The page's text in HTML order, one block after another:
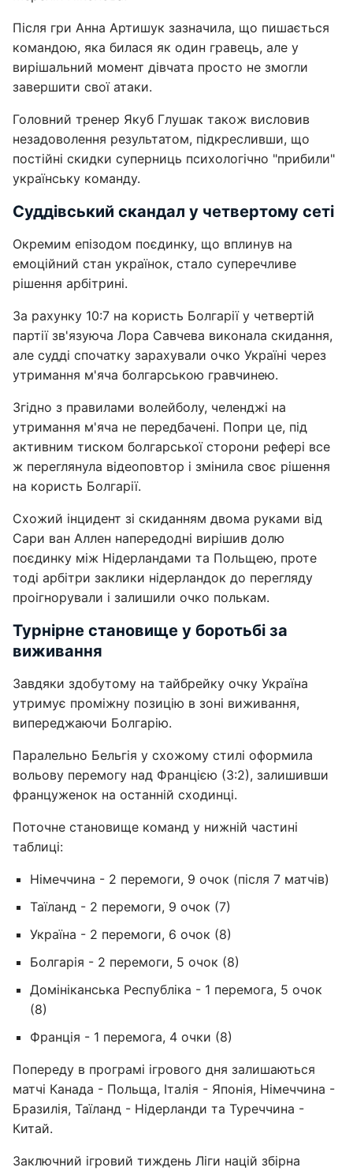
Після гри Анна Артишук зазначила, що пишається
командою, яка билася як один гравець, але у
вирішальний момент дівчата просто не змогли
завершити свої атаки.
Головний тренер Якуб Глушак також висловив
незадоволення результатом, підкресливши, що
постійні скидки суперниць психологічно "прибили"
українську команду.
Суддівський скандал у четвертому сеті
Окремим епізодом поєдинку, що вплинув на
емоційний стан українок, стало суперечливе
рішення арбітрині.
За рахунку 10:7 на користь Болгарії у четвертій
партії зв'язуюча Лора Савчева виконала скидання,
але судді спочатку зарахували очко Україні через
утримання м'яча болгарською гравчинею.
Згідно з правилами волейболу, челенджі на
утримання м'яча не передбачені. Попри це, під
активним тиском болгарської сторони рефері все
ж переглянула відеоповтор і змінила своє рішення
на користь Болгарії.
Схожий інцидент зі скиданням двома руками від
Сари ван Аллен напередодні вирішив долю
поєдинку між Нідерландами та Польщею, проте
тоді арбітри заклики нідерландок до перегляду
проігнорували і залишили очко полькам.
Турнірне становище у боротьбі за
виживання
Завдяки здобутому на тайбрейку очку Україна
утримує проміжну позицію в зоні виживання,
випереджаючи Болгарію.
Паралельно Бельгія у схожому стилі оформила
вольову перемогу над Францією (3:2), залишивши
француженок на останній сходинці.
Поточне становище команд у нижній частині
таблиці:
Німеччина - 2 перемоги, 9 очок (після 7 матчів)
Таїланд - 2 перемоги, 9 очок (7)
Україна - 2 перемоги, 6 очок (8)
Болгарія - 2 перемоги, 5 очок (8)
Домініканська Республіка - 1 перемога, 5 очок
(8)
Франція - 1 перемога, 4 очки (8)
Попереду в програмі ігрового дня залишаються
матчі Канада - Польща, Італія - Японія, Німеччина -
Бразилія, Таїланд - Нідерланди та Туреччина -
Китай.
Заключний ігровий тиждень Ліги націй збірна